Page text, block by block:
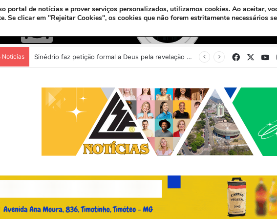
Notícias Sinédrio faz petição formal a Deus pela revelação do Messias e construção do 3º Templo Facebook
portal de notícias e prover serviços personalizados, utilizamos cookies. Ao aceitar,
Se clicar em "Rejeitar Cookies", os cookies que não forem estritamente necessários